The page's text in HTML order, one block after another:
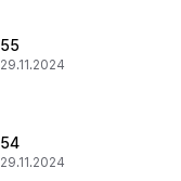
55
29.11.2024
54
29.11.2024